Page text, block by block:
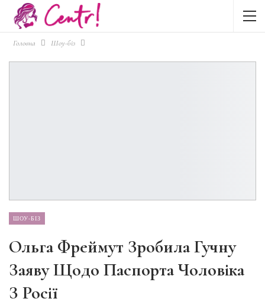
Головна Шоу-біз
ШОУ-БІЗ
Ольга Фреймут Зробила Гучну
Заяву Щодо Паспорта Чоловіка
З Росії